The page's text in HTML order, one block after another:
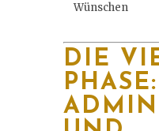
Wünschen
DIE
PHASE: